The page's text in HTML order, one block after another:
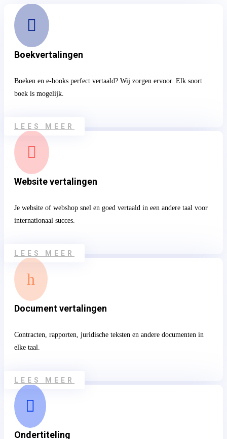

Boekvertalingen
Boeken en e-books perfect vertaald? Wij zorgen ervoor. Elk soort
boek is mogelijk.
LEES MEER

Website vertalingen
Je website of webshop snel en goed vertaald in een andere taal voor
internationaal succes.
LEES MEER
h
Document vertalingen
Contracten, rapporten, juridische teksten en andere documenten in
elke taal.
LEES MEER

Ondertiteling